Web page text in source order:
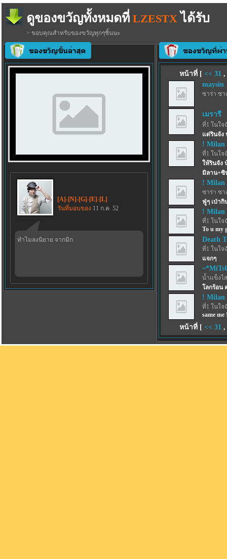
ดูของขวัญทั้งหมดที่ LZESTX ได้รับ
> ขอบคุณสำหรับของขวัญทุกๆชิ้นนะ
[A]-[N]-[G]-[E]-[L]
วันที่มอบของ 11 ก.ค. 52
ทำไมลงนิยาย จากมิก
หน้าที่ [ << 31 ,
maysin
ซาร่า ซา
เมรารี
ที่1 ในใจ
แด่รินจัง
! Milan
ที่1 ในใจ
ให้รินจัง
มิลาน+ซิ
! Milan
ซาร่า ซา
ฟู่ๆ เป่ากิ
! Milan
ที่1 ในใจ
To u my
Death
ที่1 ในใจ
แจกๆ
น้ำแข็งไ
โลกร้อน
! Milan
ที่1 ในใจ
same
หน้าที่ [ << 31 ,